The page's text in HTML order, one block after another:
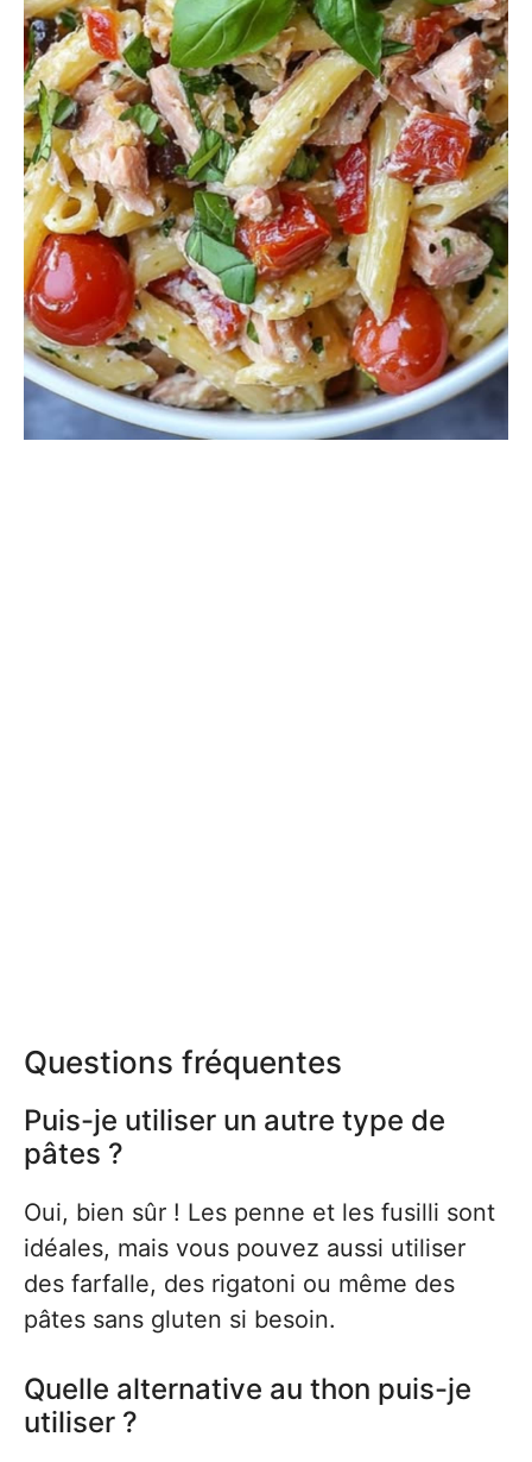
Questions fréquentes
Puis-je utiliser un autre type de
pâtes ?
Oui, bien sûr ! Les penne et les fusilli sont
idéales, mais vous pouvez aussi utiliser
des farfalle, des rigatoni ou même des
pâtes sans gluten si besoin.
Quelle alternative au thon puis-je
utiliser ?